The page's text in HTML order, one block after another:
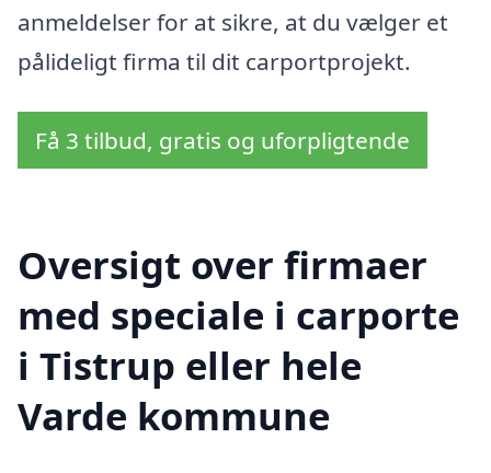
anmeldelser for at sikre, at du vælger et
pålideligt firma til dit carportprojekt.
Få 3 tilbud, gratis og uforpligtende
Oversigt over firmaer
med speciale i carporte
i Tistrup eller hele
Varde kommune